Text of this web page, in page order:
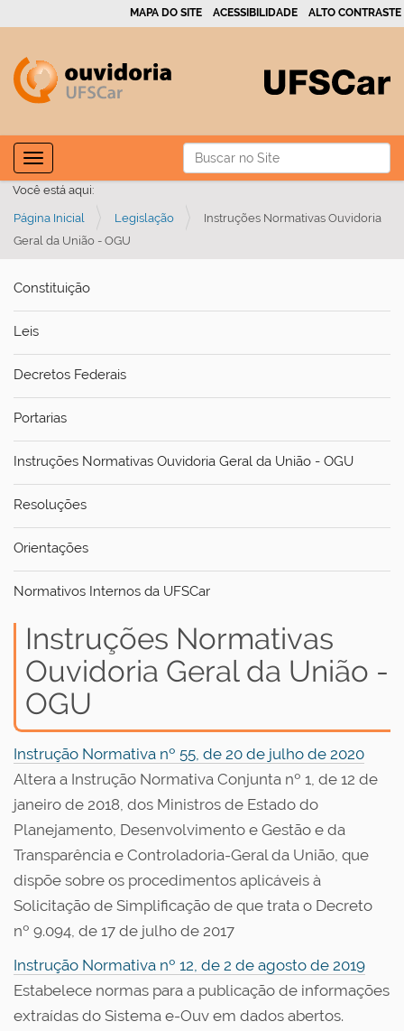
Busca
Busca Avançada…
MAPA DO SITE ACESSIBILIDADE ALTO CONTRASTE
Toggle navigation
Você está aqui:
Página Inicial Legislação
Instruções Normativas Ouvidoria
Geral da União - OGU
Constituição
Leis
Decretos Federais
Portarias
Instruções Normativas Ouvidoria Geral da União - OGU
Resoluções
Orientações
Normativos Internos da UFSCar
Instruções Normativas
Ouvidoria Geral da União -
OGU
Instrução Normativa nº 55, de 20 de julho de 2020
Altera a Instrução Normativa Conjunta nº 1, de 12 de
janeiro de 2018, dos Ministros de Estado do
Planejamento, Desenvolvimento e Gestão e da
Transparência e Controladoria-Geral da União, que
dispõe sobre os procedimentos aplicáveis à
Solicitação de Simplificação de que trata o Decreto
nº 9.094, de 17 de julho de 2017
Instrução Normativa nº 12, de 2 de agosto de 2019
Estabelece normas para a publicação de informações
extraídas do Sistema e-Ouv em dados abertos.